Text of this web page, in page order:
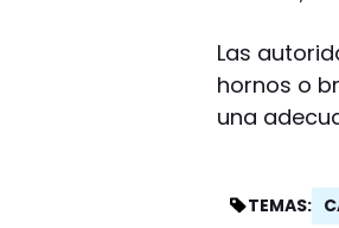
Las
hornos o
una
TEMAS: